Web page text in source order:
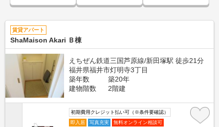
賃貸アパート
ShaMaison Akari Ｂ棟
えちぜん鉄道三国芦原線/新田塚駅 徒歩21分
福井県福井市灯明寺3丁目
築年数
築20年
建物階数
2階建
初期費用クレジット払い可（※条件要確認）
即入居
写真充実
無料オンライン相談可